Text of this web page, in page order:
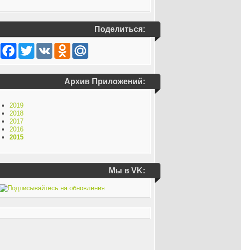
Поделиться:
FacebookTwitter VK Odnoklassniki
Архив Приложений:
2019
2018
2017
2016
2015
Мы в VK: